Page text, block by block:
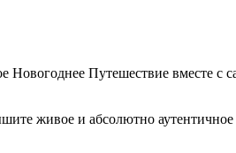
Путешествие вместе
живое и абсолютно